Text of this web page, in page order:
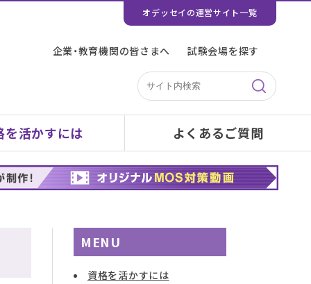
オデッセイの運営サイト一覧
企業・教育機関の皆さまへ 試験会場を探す
を活かすには よくあるご質問
MENU
資格を活かすには